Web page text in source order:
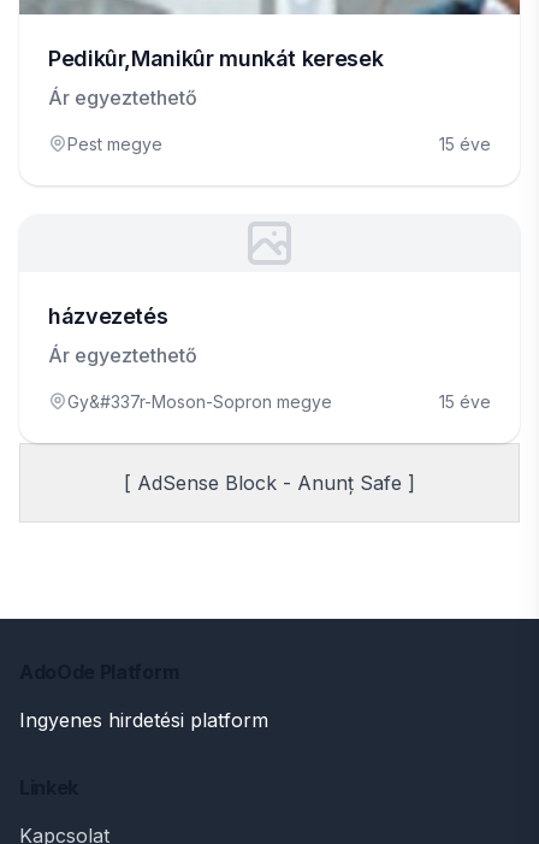
Pedikûr,Manikûr munkát keresek
Ár egyeztethető
Pest megye 15 éve
házvezetés
Ár egyeztethető
Gy&#337r-Moson-Sopron megye 15 éve
[ AdSense Block - Anunț Safe ]
Ingyenes hirdetési platform
Kapcsolat